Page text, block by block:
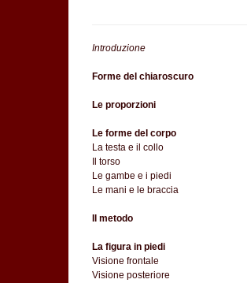
Introduzione
Forme del chiaroscuro
Le proporzioni
Le forme del corpo
La testa e il collo
Il torso
Le gambe e i piedi
Le mani e le braccia
Il metodo
La figura in piedi
Visione frontale
Visione posteriore